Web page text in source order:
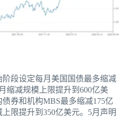
段设定每月美国国债最多缩减
缩减规模上限提升到600亿美
券和机构MBS最多缩减175亿
限提升到350亿美元。5月声明